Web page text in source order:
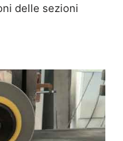
delle sezioni